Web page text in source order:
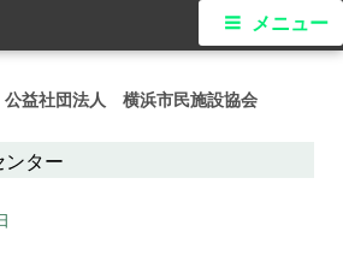
公益社団法人 横浜市民施設協会
メニュー
ター